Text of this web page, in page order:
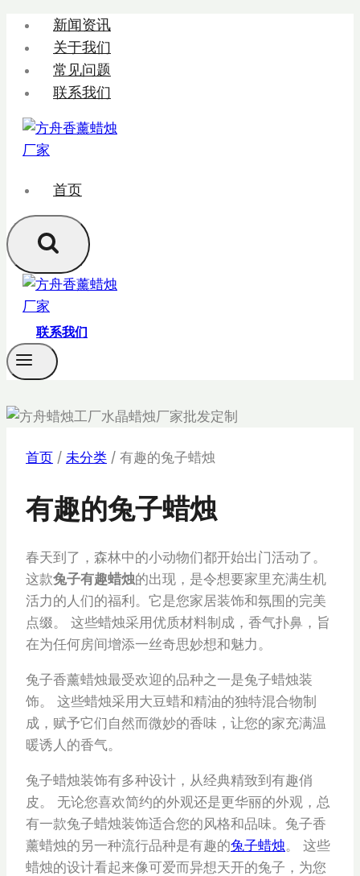
新闻资讯
关于我们
常见问题
联系我们
首页
联系我们
首页 / 未分类 / 有趣的兔子蜡烛
有趣的兔子蜡烛
春天到了，森林中的小动物们都开始出门活动了。
这款兔子有趣蜡烛的出现，是令想要家里充满生机
活力的人们的福利。它是您家居装饰和氛围的完美
点缀。 这些蜡烛采用优质材料制成，香气扑鼻，旨
在为任何房间增添一丝奇思妙想和魅力。
兔子香薰蜡烛最受欢迎的品种之一是兔子蜡烛装
饰。 这些蜡烛采用大豆蜡和精油的独特混合物制
成，赋予它们自然而微妙的香味，让您的家充满温
暖诱人的香气。
兔子蜡烛装饰有多种设计，从经典精致到有趣俏
皮。 无论您喜欢简约的外观还是更华丽的外观，总
有一款兔子蜡烛装饰适合您的风格和品味。兔子香
薰蜡烛的另一种流行品种是有趣的兔子蜡烛。 这些
蜡烛的设计看起来像可爱而异想天开的兔子，为您